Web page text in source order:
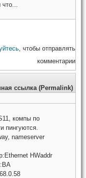
что...
, чтобы отправлять
комментарии
ссылка (Permalink)
компы по
пингуются.
nameserver
HWaddr